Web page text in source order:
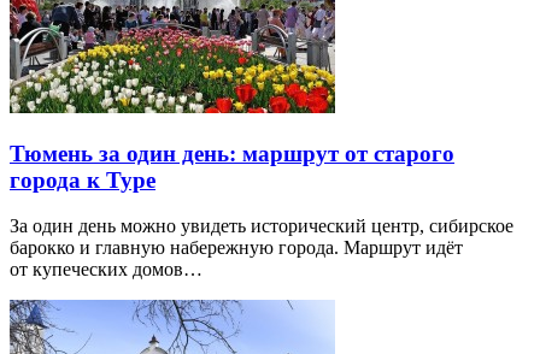
Тюмень за один день: маршрут от старого
города к Туре
За один день можно увидеть исторический центр, сибирское
барокко и главную набережную города. Маршрут идёт
от купеческих домов…